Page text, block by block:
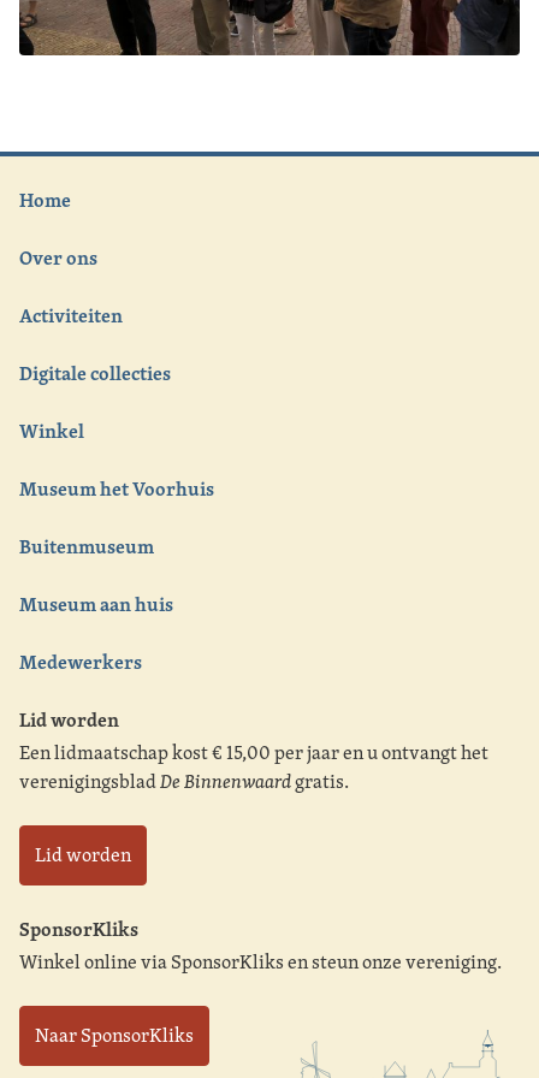
Home
Over ons
Activiteiten
Digitale collecties
Winkel
Museum het Voorhuis
Buitenmuseum
Museum aan huis
Medewerkers
Lid worden
Een lidmaatschap kost € 15,00 per jaar en u ontvangt het
verenigingsbladDe Binnenwaardgratis.
Lid worden
SponsorKliks
Winkel online via SponsorKliks en steun onze vereniging.
Naar SponsorKliks